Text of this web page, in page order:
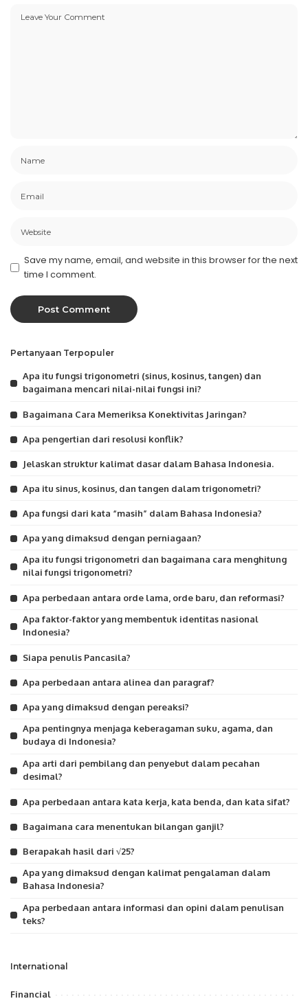
Save my name, email, and website in this browser for the next
time I comment.
Pertanyaan Terpopuler
Apa itu fungsi trigonometri (sinus, kosinus, tangen) dan
bagaimana mencari nilai-nilai fungsi ini?
Bagaimana Cara Memeriksa Konektivitas Jaringan?
Apa pengertian dari resolusi konflik?
Jelaskan struktur kalimat dasar dalam Bahasa Indonesia.
Apa itu sinus, kosinus, dan tangen dalam trigonometri?
Apa fungsi dari kata “masih” dalam Bahasa Indonesia?
Apa yang dimaksud dengan perniagaan?
Apa itu fungsi trigonometri dan bagaimana cara menghitung
nilai fungsi trigonometri?
Apa perbedaan antara orde lama, orde baru, dan reformasi?
Apa faktor-faktor yang membentuk identitas nasional
Indonesia?
Siapa penulis Pancasila?
Apa perbedaan antara alinea dan paragraf?
Apa yang dimaksud dengan pereaksi?
Apa pentingnya menjaga keberagaman suku, agama, dan
budaya di Indonesia?
Apa arti dari pembilang dan penyebut dalam pecahan
desimal?
Apa perbedaan antara kata kerja, kata benda, dan kata sifat?
Bagaimana cara menentukan bilangan ganjil?
Berapakah hasil dari √25?
Apa yang dimaksud dengan kalimat pengalaman dalam
Bahasa Indonesia?
Apa perbedaan antara informasi dan opini dalam penulisan
teks?
International
Financial